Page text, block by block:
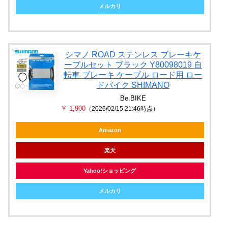
メルカリ
シマノ ROAD ステンレス ブレーキケ
ーブルセット ブラック Y80098019 自
転車 ブレーキ ケーブル ロード用 ロー
ドバイク SHIMANO
Be.BIKE
￥ 1,900 （2026/02/15 21:46時点）
Amazon
楽天
Yahoo!ショッピング
メルカリ